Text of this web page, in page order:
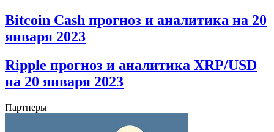
Bitcoin Cash прогноз и аналитика на 20
января 2023
Ripple прогноз и аналитика XRP/USD
на 20 января 2023
Партнеры